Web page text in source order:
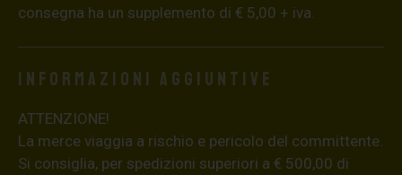
consegna ha un supplemento di € 5,00 + iva.
Informazioni aggiuntive
ATTENZIONE!
La merce viaggia a rischio e pericolo del committente.
Si consiglia, per spedizioni superiori a € 500,00 di